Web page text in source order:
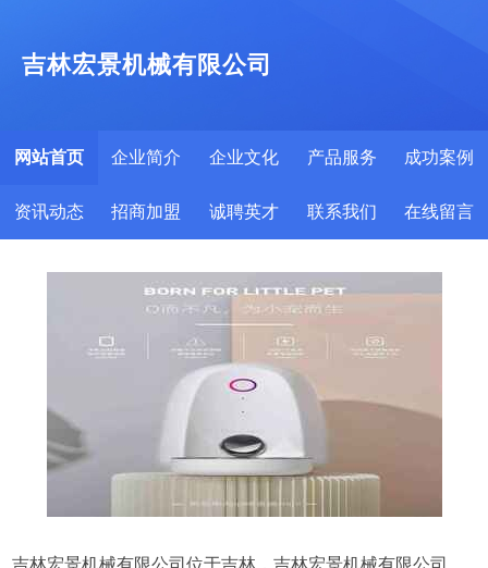
吉林宏景机械有限公司
网站首页 企业简介 企业文化 产品服务 成功案例
资讯动态 招商加盟 诚聘英才 联系我们 在线留言
吉林宏景机械有限公司位于吉林，吉林宏景机械有限公司